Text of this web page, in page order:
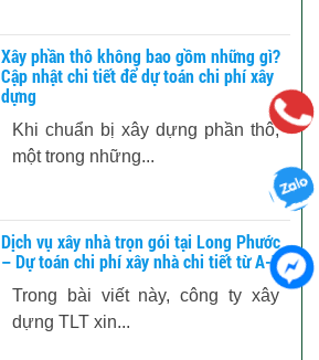
Xây phần thô không bao gồm những gì?
Cập nhật chi tiết để dự toán chi phí xây
dựng
Khi chuẩn bị xây dựng phần thô,
một trong những...
Dịch vụ xây nhà trọn gói tại Long Phước
– Dự toán chi phí xây nhà chi tiết từ A-Z
Trong bài viết này, công ty xây
dựng TLT xin...